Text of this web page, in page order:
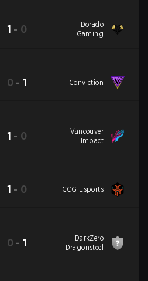
1 - 0
Dorado
Gaming
0 -1 Conviction
1 - 0
Vancouver
Impact
1 - 0 CCG Esports
0 -1
DarkZero
Dragonsteel